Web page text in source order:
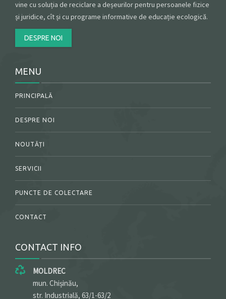
vine cu soluția de reciclare a deșeurilor pentru persoanele fizice
și juridice, cît și cu programe informative de educație ecologică.
DESPRE NOI
MENU
PRINCIPALĂ
DESPRE NOI
NOUTĂȚI
SERVICII
PUNCTE DE COLECTARE
CONTACT
CONTACT INFO
MOLDREC
mun. Chișinău,
str. Industrială, 63/1-63/2